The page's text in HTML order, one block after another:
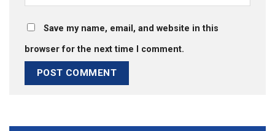
Save my name, email, and website in this
browser for the next time I comment.